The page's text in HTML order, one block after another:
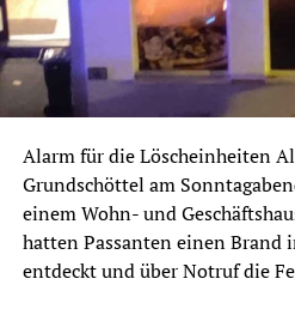
Alarm für die Löscheinheiten
Grundschöttel am
einem Wohn- und
hatten Passanten einen Brand
entdeckt und über Notruf die